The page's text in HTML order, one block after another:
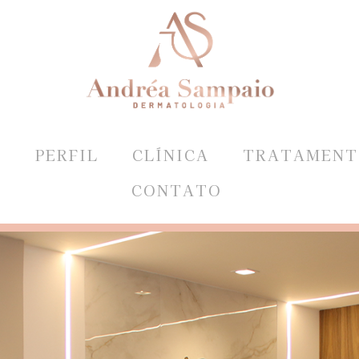
PERFIL CLÍNICA
CONTATO